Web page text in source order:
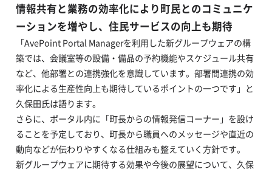
情報共有と業務の効率化により町民とのコミュニケ
ーションを増やし、住民サービスの向上も期待
「AvePoint Portal Managerを利用した新グループウェアの構
築では、会議室等の設備・備品の予約機能やスケジュール共有
など、他部署との連携強化を意識しています。部署間連携の効
率化による生産性向上も期待しているポイントの一つです」と
久保田氏は語ります。
さらに、ポータル内に「町長からの情報発信コーナー」を設け
ることを予定しており、町長から職員へのメッセージや直近の
動向などが伝わりやすくなる仕組みも整えていく方針です。
新グループウェアに期待する効果や今後の展望について、久保